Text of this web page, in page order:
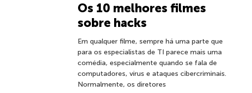
Os 10 melhores filmes
sobre hacks
Em qualquer filme, sempre há uma parte que
para os especialistas de TI parece mais uma
comédia, especialmente quando se fala de
computadores, vírus e ataques cibercriminais.
Normalmente, os diretores